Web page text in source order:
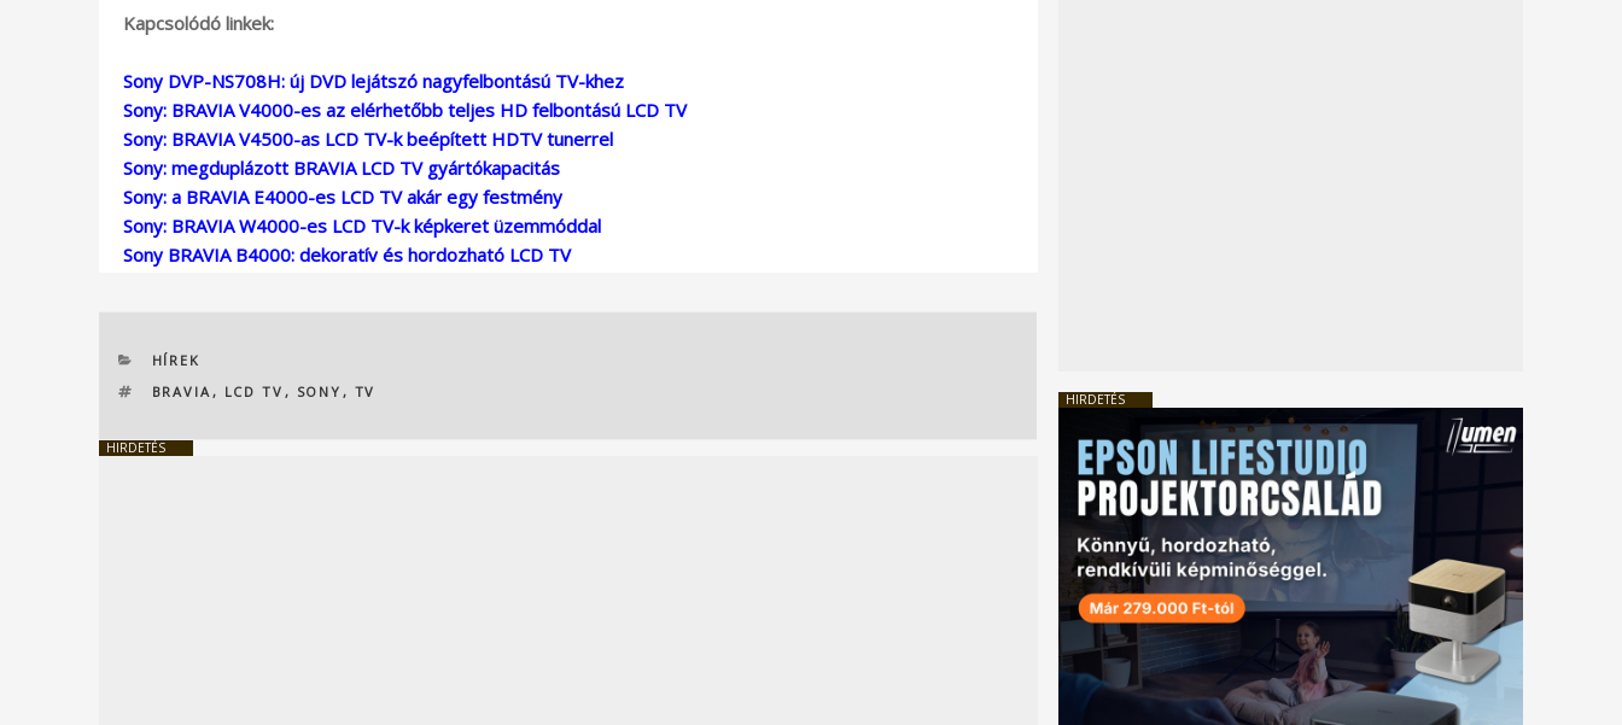
Kapcsolódó linkek:
Sony DVP-NS708H: új DVD lejátszó nagyfelbontású TV-khez
Sony: BRAVIA V4000-es az elérhetőbb teljes HD felbontású LCD TV
Sony: BRAVIA V4500-as LCD TV-k beépített HDTV tunerrel
Sony: megduplázott BRAVIA LCD TV gyártókapacitás
Sony: a BRAVIA E4000-es LCD TV akár egy festmény
Sony: BRAVIA W4000-es LCD TV-k képkeret üzemmóddal
Sony BRAVIA B4000: dekoratív és hordozható LCD TV
KATEGÓRIÁK
HÍREK
CÍMKÉK
BRAVIA , LCD TV , SONY , TV
HIRDETÉS
HIRDETÉS